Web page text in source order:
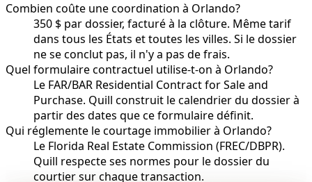
Combien coûte une coordination à Orlando?
350 $ par dossier, facturé à la clôture. Même tarif
dans tous les États et toutes les villes. Si le dossier
ne se conclut pas, il n'y a pas de frais.
Quel formulaire contractuel utilise-t-on à Orlando?
Le FAR/BAR Residential Contract for Sale and
Purchase. Quill construit le calendrier du dossier à
partir des dates que ce formulaire définit.
Qui réglemente le courtage immobilier à Orlando?
Le Florida Real Estate Commission (FREC/DBPR).
Quill respecte ses normes pour le dossier du
courtier sur chaque transaction.